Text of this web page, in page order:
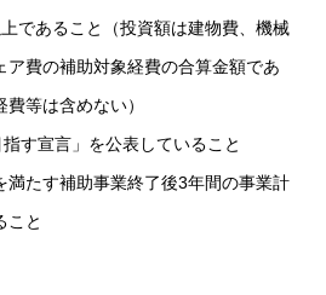
であること（投資額は建物費、機械
ア費の補助対象経費の合算金額であ
等は含めない）
指す宣言」を公表していること
満たす補助事業終了後3年間の事業計
こと